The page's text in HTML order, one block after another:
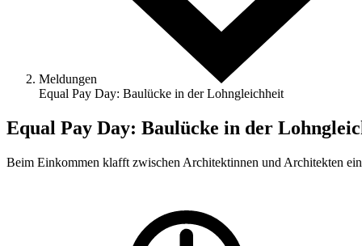
Meldungen
Equal Pay Day: Baulücke in der Lohngleichheit
Equal Pay Day: Baulücke in der
Beim Einkommen klafft zwischen Architektinnen und Architekten